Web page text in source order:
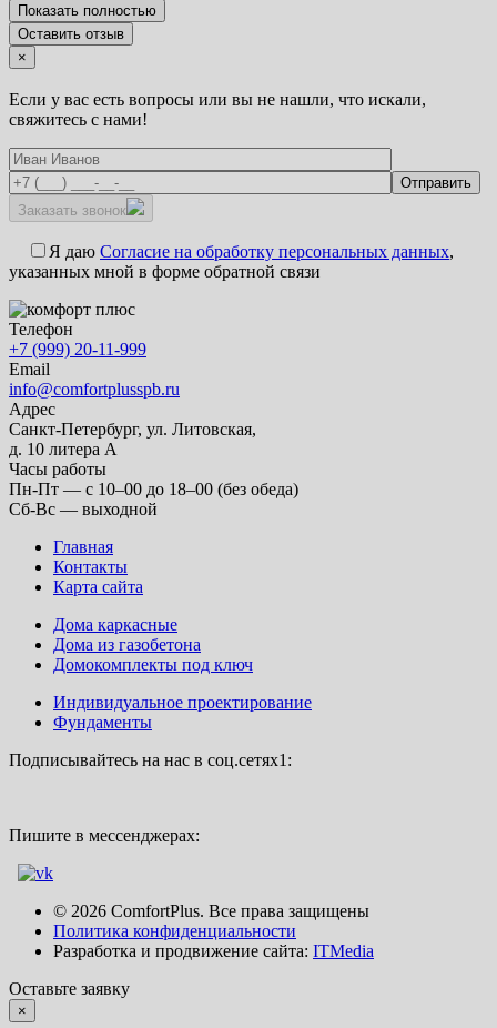
Показать полностью
Оставить отзыв
×
Если у вас есть вопросы или вы не нашли, что искали,
свяжитесь с нами!
Заказать звонок
Я даю Согласие на обработку персональных данных,
указанных мной в форме обратной связи
Телефон
+7 (999) 20-11-999
Email
info@comfortplusspb.ru
Адрес
Санкт-Петербург, ул. Литовская,
д. 10 литера А
Часы работы
Пн-Пт — с 10–00 до 18–00 (без обеда)
Сб-Вс — выходной
Главная
Контакты
Карта сайта
Дома каркасные
Дома из газобетона
Домокомплекты под ключ
Индивидуальное проектирование
Фундаменты
Подписывайтесь на нас в соц.сетях1:
Пишите в мессенджерах:
© 2026 ComfortPlus. Все права защищены
Политика конфиденциальности
Разработка и продвижение сайта: ITMedia
Оставьте заявку
×